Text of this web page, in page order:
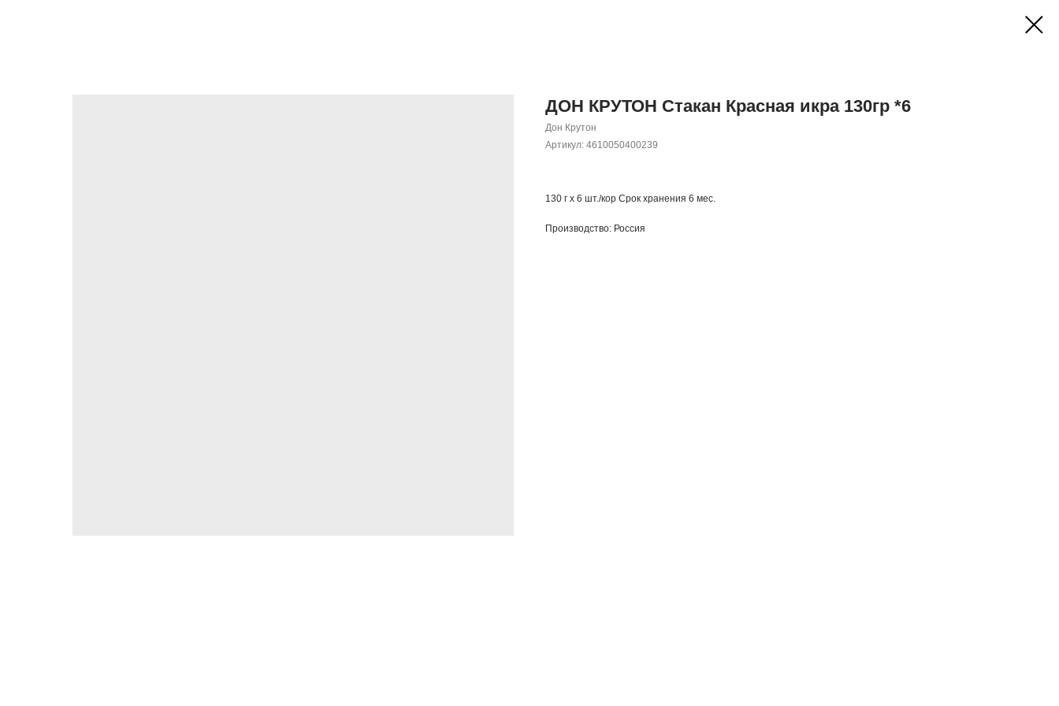
ДОН КРУТОН Стакан Красная икра 130гр *6
Дон Крутон
Артикул: 4610050400239
130 г х 6 шт./кор Срок хранения 6 мес.
Производство: Россия